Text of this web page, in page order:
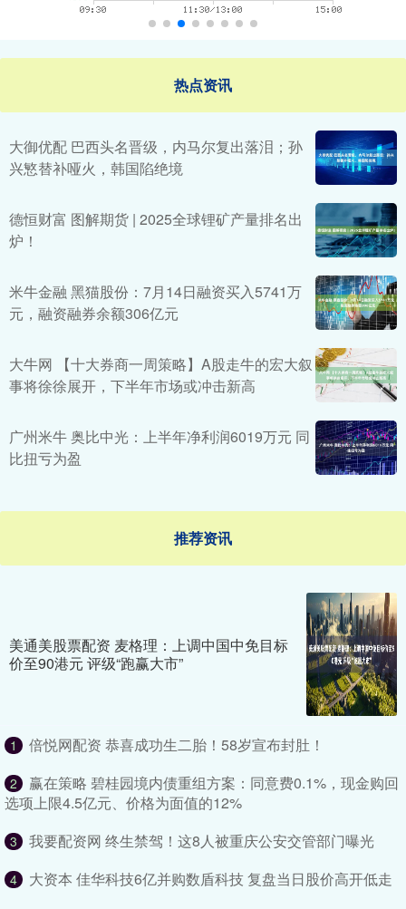
热点资讯
大御优配 巴西头名晋级，内马尔复出落泪；孙
兴慜替补哑火，韩国陷绝境
德恒财富 图解期货 | 2025全球锂矿产量排名出
炉！
米牛金融 黑猫股份：7月14日融资买入5741万
元，融资融券余额306亿元
大牛网 【十大券商一周策略】A股走牛的宏大叙
事将徐徐展开，下半年市场或冲击新高
广州米牛 奥比中光：上半年净利润6019万元 同
比扭亏为盈
推荐资讯
美通美股票配资 麦格理：上调中国中免目标
价至90港元 评级“跑赢大市”
1 倍悦网配资 恭喜成功生二胎！58岁宣布封肚！
2
赢在策略 碧桂园境内债重组方案：同意费0.1%，现金购回
选项上限4.5亿元、价格为面值的12%
3 我要配资网 终生禁驾！这8人被重庆公安交管部门曝光
4 大资本 佳华科技6亿并购数盾科技 复盘当日股价高开低走